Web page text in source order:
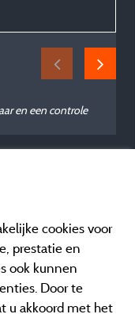
en een controle
cookies voor
prestatie en
ook kunnen
Door te
u akkoord met het